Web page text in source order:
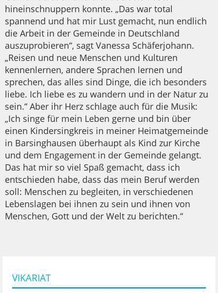
hineinschnuppern konnte. „Das war total
spannend und hat mir Lust gemacht, nun endlich
die Arbeit in der Gemeinde in Deutschland
auszuprobieren“, sagt Vanessa Schäferjohann.
„Reisen und neue Menschen und Kulturen
kennenlernen, andere Sprachen lernen und
sprechen, das alles sind Dinge, die ich besonders
liebe. Ich liebe es zu wandern und in der Natur zu
sein.“ Aber ihr Herz schlage auch für die Musik:
„Ich singe für mein Leben gerne und bin über
einen Kindersingkreis in meiner Heimatgemeinde
in Barsinghausen überhaupt als Kind zur Kirche
und dem Engagement in der Gemeinde gelangt.
Das hat mir so viel Spaß gemacht, dass ich
entschieden habe, dass das mein Beruf werden
soll: Menschen zu begleiten, in verschiedenen
Lebenslagen bei ihnen zu sein und ihnen von
Menschen, Gott und der Welt zu berichten.“
VIKARIAT